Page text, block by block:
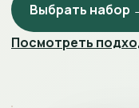
Выбрать набор
Посмотреть